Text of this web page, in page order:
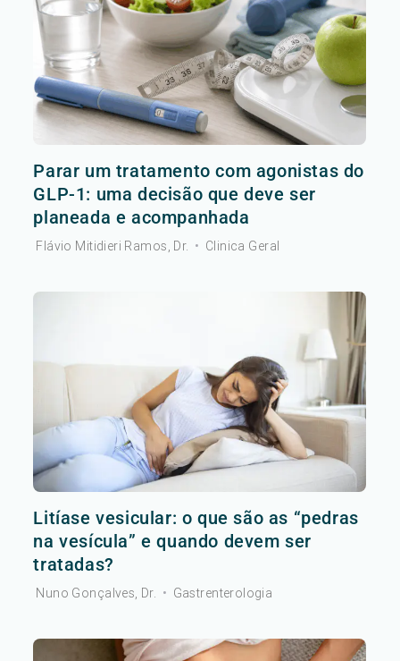
Parar um tratamento com agonistas do
GLP-1: uma decisão que deve ser
planeada e acompanhada
Flávio Mitidieri Ramos, Dr. • Clinica Geral
Litíase vesicular: o que são as “pedras
na vesícula” e quando devem ser
tratadas?
Nuno Gonçalves, Dr. • Gastrenterologia